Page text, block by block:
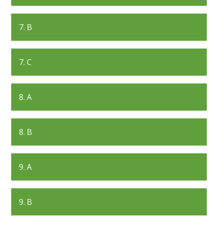
7. B
7. C
8. A
8. B
9. A
9. B